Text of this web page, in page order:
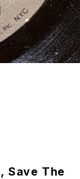
Save The